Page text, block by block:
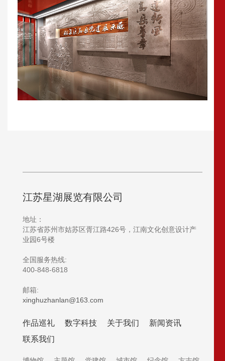
江苏星湖展览有限公司
地址：
江苏省苏州市姑苏区胥江路426号， 江南文化创意设计产
业园6号楼
全国服务热线:
400-848-6818
邮箱:
xinghuzhanlan@163.com
作品巡礼 数字科技 关于我们
新闻资讯
联系我们